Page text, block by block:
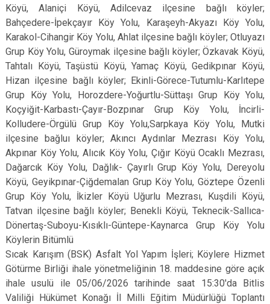
Köyü, Alaniçi Köyü, Adilcevaz ilçesine bağlı köyler;
Bahçedere-İpekçayır Köy Yolu, Karaşeyh-Akyazı Köy Yolu,
Karakol-Cihangir Köy Yolu, Ahlat ilçesine bağlı köyler; Otluyazı
Grup Köy Yolu, Güroymak ilçesine bağlı köyler; Özkavak Köyü,
Tahtalı Köyü, Taşüstü Köyü, Yamaç Köyü, Gedikpınar Köyü,
Hizan ilçesine bağlı köyler; Ekinli-Görece-Tutumlu-Karlıtepe
Grup Köy Yolu, Horozdere-Yoğurtlu-Süttaşı Grup Köy Yolu,
Koçyiğit-Karbastı-Çayır-Bozpınar Grup Köy Yolu, İncirli-
Kolludere-Örgülü Grup Köy Yolu,Sarpkaya Köy Yolu, Mutki
ilçesine bağluı köyler; Akıncı Aydınlar Mezrası Köy Yolu,
Akpınar Köy Yolu, Alıcık Köy Yolu, Çığır Köyü Ocaklı Mezrası,
Dağarcık Köy Yolu, Dağlık- Çayırlı Grup Köy Yolu, Dereyolu
Köyü, Geyikpınar-Çiğdemalan Grup Köy Yolu, Göztepe Özenli
Grup Köy Yolu, İkizler Köyü Uğurlu Mezrası, Kuşdili Köyü,
Tatvan ilçesine bağlı köyler; Benekli Köyü, Teknecik-Sallıca-
Dönertaş-Suboyu-Kısıklı-Güntepe-Kaynarca Grup Köy Yolu
Köylerin Bitümlü
Sıcak Karışım (BSK) Asfalt Yol Yapım İşleri; Köylere Hizmet
Götürme Birliği ihale yönetmeliğinin 18. maddesine göre açık
ihale usulü ile 05/06/2026 tarihinde saat 15:30'da Bitlis
Valiliği Hükümet Konağı İl Milli Eğitim Müdürlüğü Toplantı